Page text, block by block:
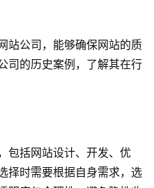
站公司，能够确保网站的质
司的历史案例，了解其在行
包括网站设计、开发、优
择时需要根据自身需求，选